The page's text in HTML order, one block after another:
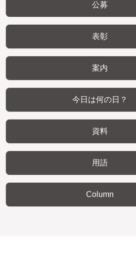
公募
表彰
案内
今日は何の日？
資料
用語
Column